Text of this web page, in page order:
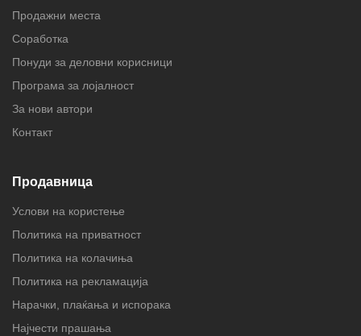
Продажни места
Соработка
Понуди за деловни корисници
Програма за лојалност
За нови автори
Контакт
Продавница
Услови на користење
Политика на приватност
Политика на колачиња
Политика на рекламација
Нарачки, плаќања и испорака
Најчести прашања